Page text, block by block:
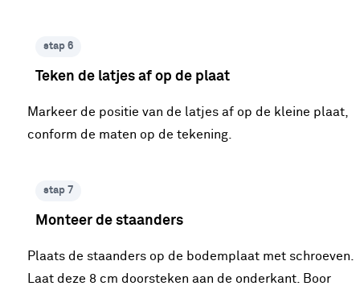
stap 6
Teken de latjes af op de plaat
Markeer de positie van de latjes af op de kleine plaat,
conform de maten op de tekening.
stap 7
Monteer de staanders
Plaats de staanders op de bodemplaat met schroeven.
Laat deze 8 cm doorsteken aan de onderkant. Boor